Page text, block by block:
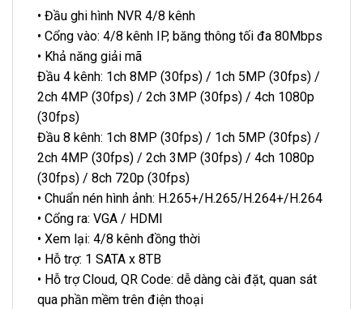
• Đầu ghi hình NVR 4/8 kênh
• Cổng vào: 4/8 kênh IP, băng thông tối đa 80Mbps
• Khả năng giải mã
Đầu 4 kênh: 1ch 8MP (30fps) / 1ch 5MP (30fps) /
2ch 4MP (30fps) / 2ch 3MP (30fps) / 4ch 1080p
(30fps)
Đầu 8 kênh: 1ch 8MP (30fps) / 1ch 5MP (30fps) /
2ch 4MP (30fps) / 2ch 3MP (30fps) / 4ch 1080p
(30fps) / 8ch 720p (30fps)
• Chuẩn nén hình ảnh: H.265+/H.265/H.264+/H.264
• Cổng ra: VGA / HDMI
• Xem lại: 4/8 kênh đồng thời
• Hỗ trợ: 1 SATA x 8TB
• Hỗ trợ Cloud, QR Code: dễ dàng cài đặt, quan sát
qua phần mềm trên điện thoại